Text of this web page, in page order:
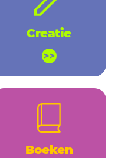
Creatie
Boeken